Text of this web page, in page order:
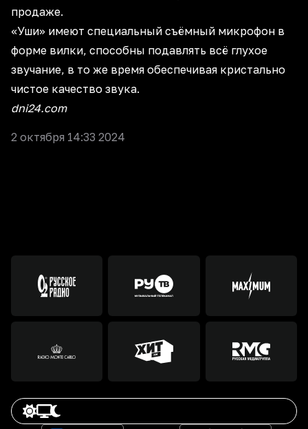
продаже.
«Уши» имеют специальный съёмный микрофон в
форме вилки, способны подавлять всё глухое
звучание, в то же время обеспечивая кристально
чистое качество звука.
dni24.com
2 октября 14:33 2024